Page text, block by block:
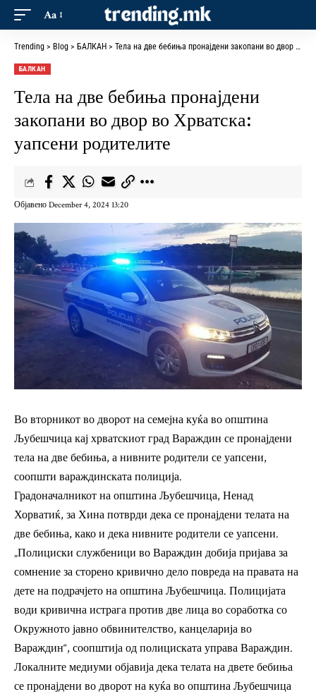
Aa
Trending > Blog > БАЛКАН > Тела на две бебиња пронајдени закопани во двор во Хрватска: уапсени родителите
БАЛКАН
Тела на две бебиња пронајдени
закопани во двор во Хрватска:
уапсени родителите
Објавено December 4, 2024 13:20
Во вторникот во дворот на семејна куќа во општина
Љубешчица кај хрватскиот град Вараждин се пронајдени
тела на две бебиња, а нивните родители се уапсени,
соопшти вараждинската полиција.
Градоначалникот на општина Љубешчица, Ненад
Хорватиќ, за Хина потврди дека се пронајдени телата на
две бебиња, како и дека нивните родители се уапсени.
„Полициски службеници во Вараждин добија пријава за
сомнение за сторено кривично дело повреда на правата на
дете на подрачјето на општина Љубешчица. Полицијата
води кривична истрага против две лица во соработка со
Окружното јавно обвинителство, канцеларија во
Вараждин“, соопштија од полициската управа Вараждин.
Локалните медиуми објавија дека телата на двете бебиња
се пронајдени во дворот на куќа во општина Љубешчица